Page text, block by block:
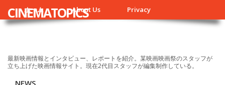
ホーム About Us Privacy
CINEMATOPICS
最新映画情報とインタビュー、レポートを紹介。某映画映画祭のスタッフが
立ち上げた映画情報サイト。現在2代目スタッフが編集制作している。
NEWS